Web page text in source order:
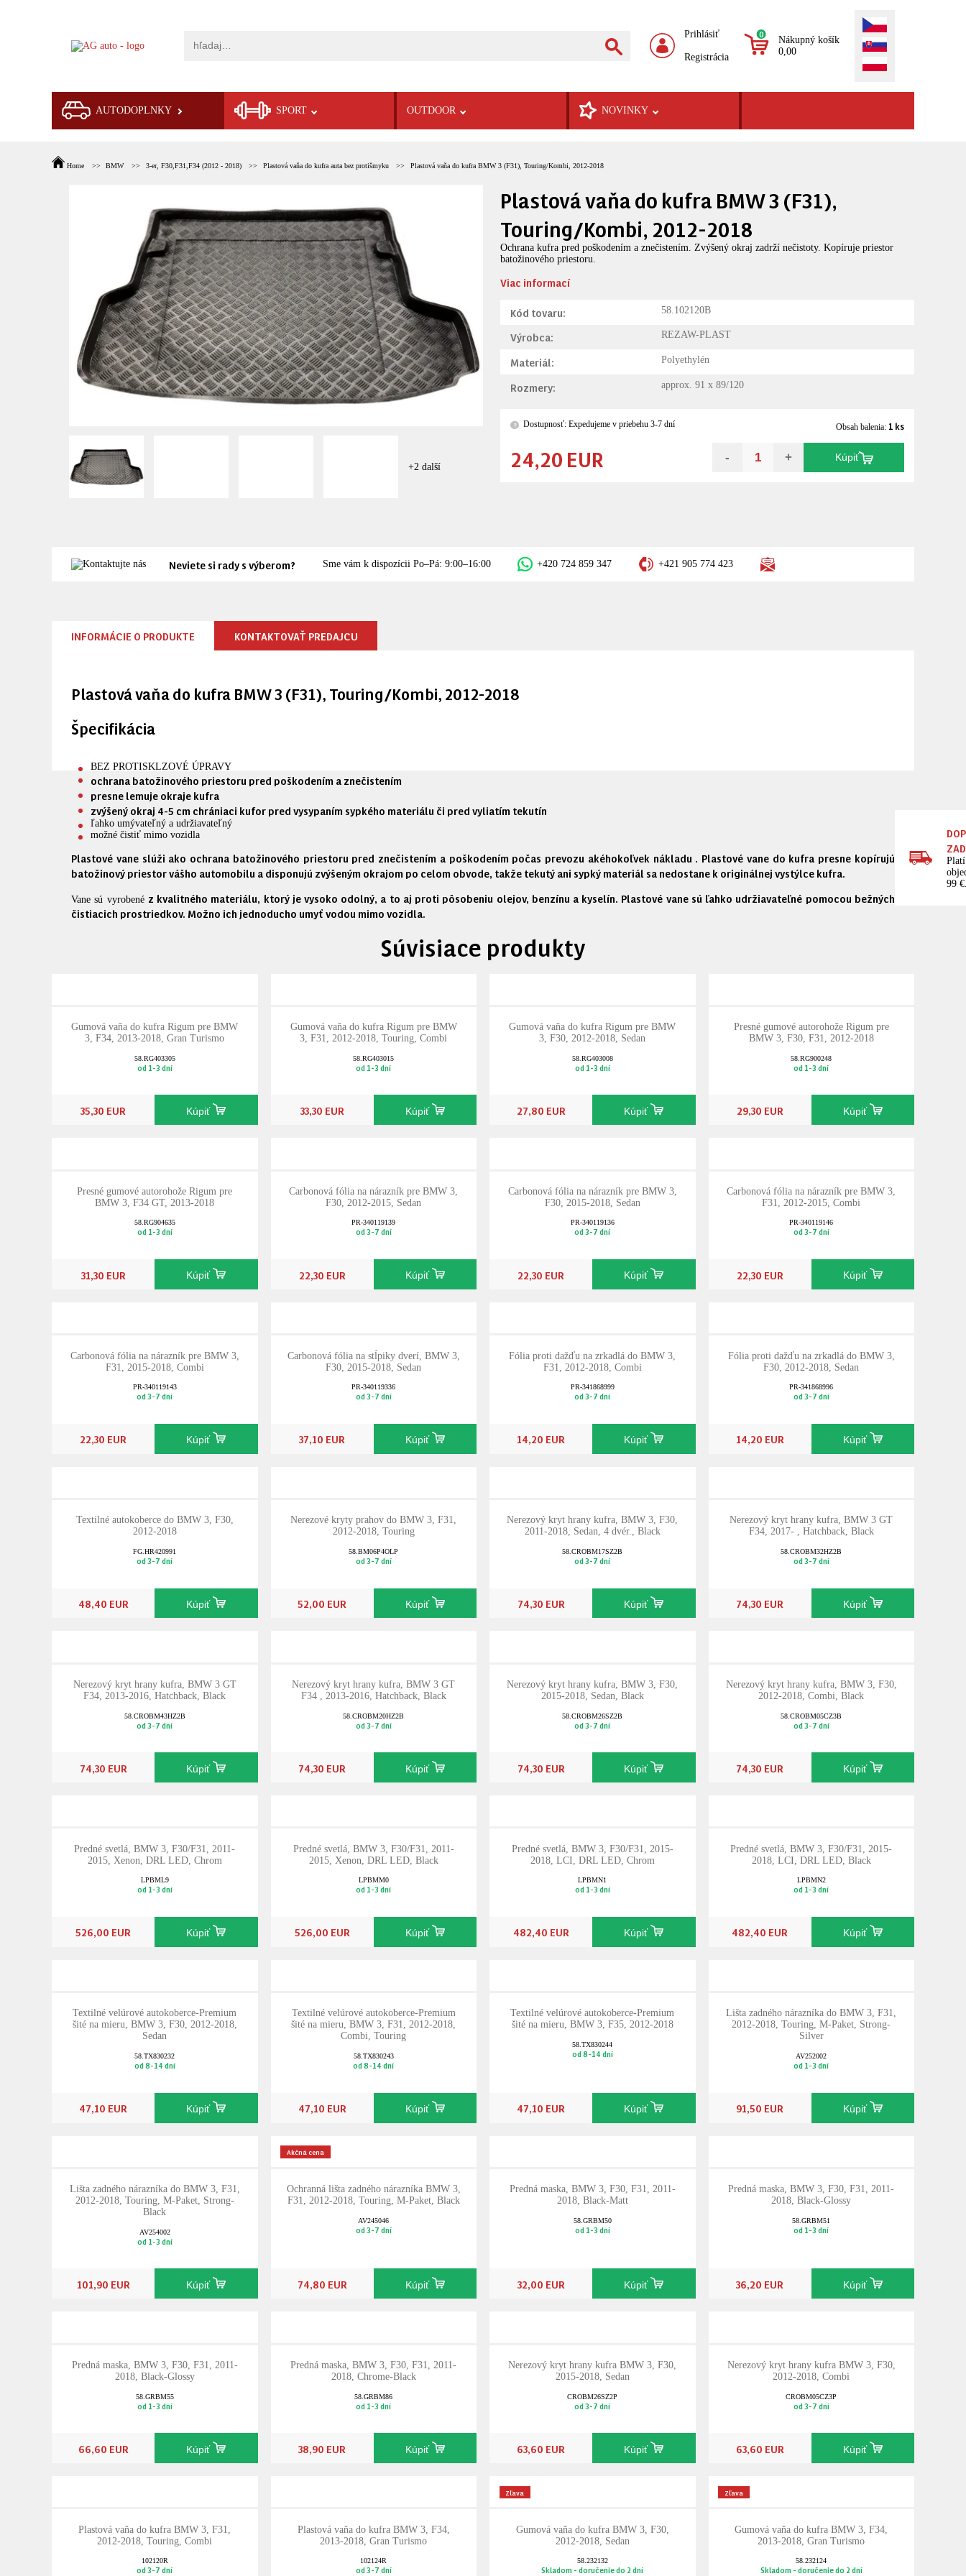
Prihlásiť
Registrácia
0
Nákupný košík
0,00
AUTODOPLNKY SPORT OUTDOOR NOVINKY
Home BMW 3-er, F30,F31,F34 (2012 - 2018) Plastová vaňa do kufra auta bez protišmyku Plastová vaňa do kufra BMW 3 (F31), Touring/Kombi, 2012-2018
+2 další
Plastová vaňa do kufra BMW 3 (F31),
Touring/Kombi, 2012-2018
Ochrana kufra pred poškodením a znečistením. Zvýšený okraj zadrží nečistoty. Kopíruje priestor
batožinového priestoru.
Viac informací
Kód tovaru:
58.102120B
Výrobca: REZAW-PLAST
Materiál: Polyethylén
Rozmery: approx. 91 x 89/120
? Dostupnosť: Expedujeme v priebehu 3-7 dní Obsah balenia: 1 ks
24,20 EUR - + Kúpiť
Neviete si rady s výberom? Sme vám k dispozícii Po–Pá: 9:00–16:00 +420 724 859 347 +421 905 774 423
INFORMÁCIE O PRODUKTE KONTAKTOVAŤ PREDAJCU
Plastová vaňa do kufra BMW 3 (F31), Touring/Kombi, 2012-2018
Špecifikácia
BEZ PROTISKLZOVÉ ÚPRAVY
ochrana batožinového priestoru pred poškodením a znečistením
presne lemuje okraje kufra
zvýšený okraj 4-5 cm chrániaci kufor pred vysypaním sypkého materiálu či pred vyliatím tekutín
ľahko umývateľný a udržiavateľný
možné čistiť mimo vozidla
Plastové vane slúži ako ochrana batožinového priestoru pred znečistením a poškodením počas prevozu akéhokoľvek nákladu . Plastové vane do kufra presne kopírujú
batožinový priestor vášho automobilu adisponujú zvýšeným okrajom po celom obvode, takže tekutý ani sypký materiál sa nedostane k originálnej vystýlce kufra.
Vane sú vyrobené z kvalitného materiálu, ktorý je vysoko odolný, a to aj proti pôsobeniu olejov, benzínu a kyselín. Plastové vane sú ľahko udržiavateľné pomocou bežných
čistiacich prostriedkov. Možno ich jednoducho umyť vodou mimo vozidla.
99
Súvisiace produkty
Gumová vaňa do kufra Rigum pre BMW
3, F34, 2013-2018, Gran Turismo
58.RG403305
od 1-3 dní
35,30 EUR Kúpiť
Gumová vaňa do kufra Rigum pre BMW
3, F31, 2012-2018, Touring, Combi
58.RG403015
od 1-3 dní
33,30 EUR Kúpiť
Gumová vaňa do kufra Rigum pre BMW
3, F30, 2012-2018, Sedan
58.RG403008
od 1-3 dní
27,80 EUR Kúpiť
Presné gumové autorohože Rigum pre
BMW 3, F30, F31, 2012-2018
58.RG900248
od 1-3 dní
29,30 EUR Kúpiť
Presné gumové autorohože Rigum pre
BMW 3, F34 GT, 2013-2018
58.RG904635
od 1-3 dní
31,30 EUR Kúpiť
Carbonová fólia na nárazník pre BMW 3,
F30, 2012-2015, Sedan
PR-340119139
od 3-7 dní
22,30 EUR Kúpiť
Carbonová fólia na nárazník pre BMW 3,
F30, 2015-2018, Sedan
PR-340119136
od 3-7 dní
22,30 EUR Kúpiť
Carbonová fólia na nárazník pre BMW 3,
F31, 2012-2015, Combi
PR-340119146
od 3-7 dní
22,30 EUR Kúpiť
Carbonová fólia na nárazník pre BMW 3,
F31, 2015-2018, Combi
PR-340119143
od 3-7 dní
22,30 EUR Kúpiť
Carbonová fólia na stĺpiky dverí, BMW 3,
F30, 2015-2018, Sedan
PR-340119336
od 3-7 dní
37,10 EUR Kúpiť
Fólia proti dažďu na zrkadlá do BMW 3,
F31, 2012-2018, Combi
PR-341868999
od 3-7 dní
14,20 EUR Kúpiť
Fólia proti dažďu na zrkadlá do BMW 3,
F30, 2012-2018, Sedan
PR-341868996
od 3-7 dní
14,20 EUR Kúpiť
Textilné autokoberce do BMW 3, F30,
2012-2018
FG.HR420991
od 3-7 dní
48,40 EUR Kúpiť
Nerezové kryty prahov do BMW 3, F31,
2012-2018, Touring
58.BM06P4OLP
od 3-7 dní
52,00 EUR Kúpiť
Nerezový kryt hrany kufra, BMW 3, F30,
2011-2018, Sedan, 4 dvér., Black
58.CROBM17SZ2B
od 3-7 dní
74,30 EUR Kúpiť
Nerezový kryt hrany kufra, BMW 3 GT
F34, 2017- , Hatchback, Black
58.CROBM32HZ2B
od 3-7 dní
74,30 EUR Kúpiť
Nerezový kryt hrany kufra, BMW 3 GT
F34, 2013-2016, Hatchback, Black
58.CROBM43HZ2B
od 3-7 dní
74,30 EUR Kúpiť
Nerezový kryt hrany kufra, BMW 3 GT
F34 , 2013-2016, Hatchback, Black
58.CROBM20HZ2B
od 3-7 dní
74,30 EUR Kúpiť
Nerezový kryt hrany kufra, BMW 3, F30,
2015-2018, Sedan, Black
58.CROBM26SZ2B
od 3-7 dní
74,30 EUR Kúpiť
Nerezový kryt hrany kufra, BMW 3, F30,
2012-2018, Combi, Black
58.CROBM05CZ3B
od 3-7 dní
74,30 EUR Kúpiť
Predné svetlá, BMW 3, F30/F31, 2011-
2015, Xenon, DRL LED, Chrom
LPBML9
od 1-3 dní
526,00 EUR Kúpiť
Predné svetlá, BMW 3, F30/F31, 2011-
2015, Xenon, DRL LED, Black
LPBMM0
od 1-3 dní
526,00 EUR Kúpiť
Predné svetlá, BMW 3, F30/F31, 2015-
2018, LCI, DRL LED, Chrom
LPBMN1
od 1-3 dní
482,40 EUR Kúpiť
Predné svetlá, BMW 3, F30/F31, 2015-
2018, LCI, DRL LED, Black
LPBMN2
od 1-3 dní
482,40 EUR Kúpiť
Textilné velúrové autokoberce-Premium
šité na mieru, BMW 3, F30, 2012-2018,
Sedan
58.TX830232
od 8-14 dní
47,10 EUR Kúpiť
Textilné velúrové autokoberce-Premium
šité na mieru, BMW 3, F31, 2012-2018,
Combi, Touring
58.TX830243
od 8-14 dní
47,10 EUR Kúpiť
Textilné velúrové autokoberce-Premium
šité na mieru, BMW 3, F35, 2012-2018
58.TX830244
od 8-14 dní
47,10 EUR Kúpiť
Lišta zadného nárazníka do BMW 3, F31,
2012-2018, Touring, M-Paket, Strong-
Silver
AV252002
od 1-3 dní
91,50 EUR Kúpiť
Lišta zadného nárazníka do BMW 3, F31,
2012-2018, Touring, M-Paket, Strong-
Black
AV254002
od 1-3 dní
101,90 EUR Kúpiť
Akčná cena
Ochranná lišta zadného nárazníka BMW 3,
F31, 2012-2018, Touring, M-Paket, Black
AV245046
od 3-7 dní
74,80 EUR Kúpiť
Predná maska, BMW 3, F30, F31, 2011-
2018, Black-Matt
58.GRBM50
od 1-3 dní
32,00 EUR Kúpiť
Predná maska, BMW 3, F30, F31, 2011-
2018, Black-Glossy
58.GRBM51
od 1-3 dní
36,20 EUR Kúpiť
Predná maska, BMW 3, F30, F31, 2011-
2018, Black-Glossy
58.GRBM55
od 1-3 dní
66,60 EUR Kúpiť
Predná maska, BMW 3, F30, F31, 2011-
2018, Chrome-Black
58.GRBM86
od 1-3 dní
38,90 EUR Kúpiť
Nerezový kryt hrany kufra BMW 3, F30,
2015-2018, Sedan
CROBM26SZ2P
od 3-7 dní
63,60 EUR Kúpiť
Nerezový kryt hrany kufra BMW 3, F30,
2012-2018, Combi
CROBM05CZ3P
od 3-7 dní
63,60 EUR Kúpiť
Plastová vaňa do kufra BMW 3, F31,
2012-2018, Touring, Combi
102120R
od 3-7 dní
Plastová vaňa do kufra BMW 3, F34,
2013-2018, Gran Turismo
102124R
od 3-7 dní
Zľava
Gumová vaňa do kufra BMW 3, F30,
2012-2018, Sedan
58.232132
Skladom - doručenie do 2 dní
Zľava
Gumová vaňa do kufra BMW 3, F34,
2013-2018, Gran Turismo
58.232124
Skladom - doručenie do 2 dní